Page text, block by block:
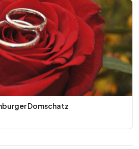
Domschatz